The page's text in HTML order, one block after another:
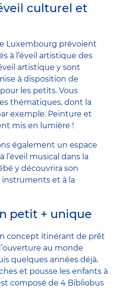
culturel et
Luxembourg prévoient
à l’éveil artistique des
artistique y sont
à disposition de
les petits. Vous
thématiques, dont la
exemple. Peinture et
mis en lumière !
également un espace
musical dans la
y découvrira son
et à la
petit + unique
concept itinérant de prêt
au monde
quelques années déjà.
et pousse les enfants à
composé de 4 Bibliobus